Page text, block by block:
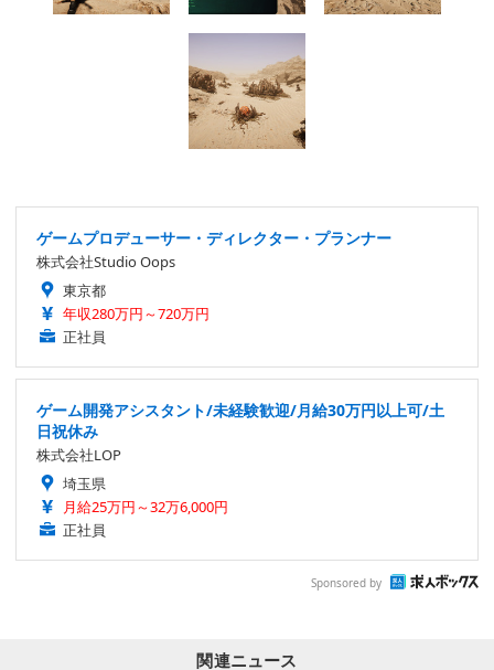
ゲームプロデューサー・ディレクター・プランナー
株式会社Studio Oops
東京都
年収280万円～720万円
正社員
ゲーム開発アシスタント/未経験歓迎/月給30万円以上可/土
日祝休み
株式会社LOP
埼玉県
月給25万円～32万6,000円
正社員
Sponsored by
関連ニュース